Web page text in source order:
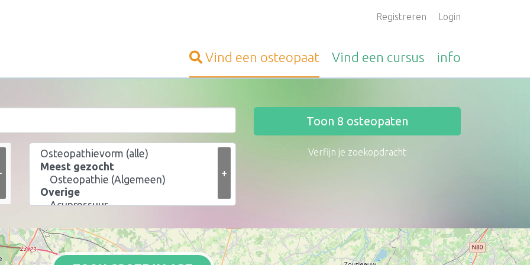
Registreren Login
Vind een osteopaat Vind een cursus info
+
Toon 8 osteopaten
Verfijn je zoekopdracht